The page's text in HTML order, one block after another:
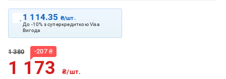
1 114.35 ₴/шт.
До -10% з суперкредиткою Visa
Вигода
1 380 -207₴
1 173 ₴/шт.